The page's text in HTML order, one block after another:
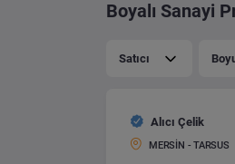
Boyalı Sanayi
Satıcı
Alıcı Çelik
MERSİN - TARSUS